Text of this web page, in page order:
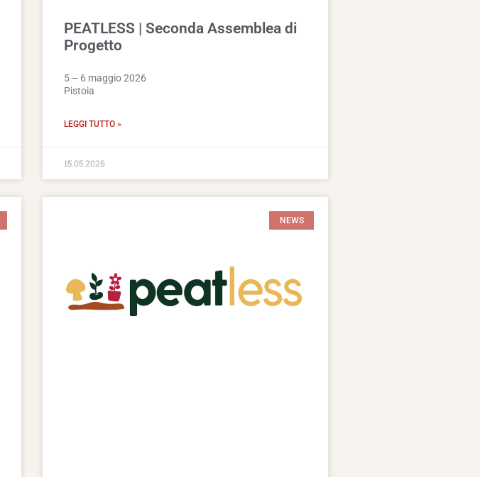
PEATLESS | Seconda Assemblea di
Progetto
5 – 6 maggio 2026
Pistoia
LEGGI TUTTO »
15.05.2026
NEWS